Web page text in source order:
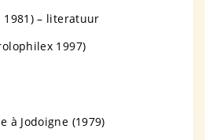
– literatuur
1997)
à Jodoigne (1979)